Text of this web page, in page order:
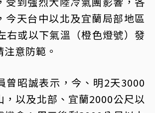
今天台中以北及宜蘭局部地區
右或以下氣溫（橙色燈號）發
意防範。
曾昭誠表示，今、明2天3000
，以及北部、宜蘭2000公尺以